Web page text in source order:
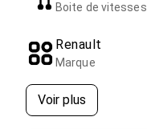
Boite de vitesses
Renault
Marque
Voir plus